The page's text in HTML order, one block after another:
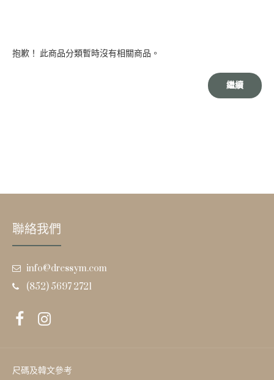
抱歉！ 此商品分類暫時沒有相關商品。
繼續
聯絡我們
info@dressym.com
(852) 5697 2721
尺碼及韓文參考